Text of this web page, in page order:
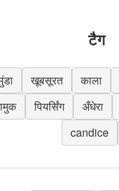
टैग
खूबसूरत काला
पियर्सिंग अँधेरा
candice